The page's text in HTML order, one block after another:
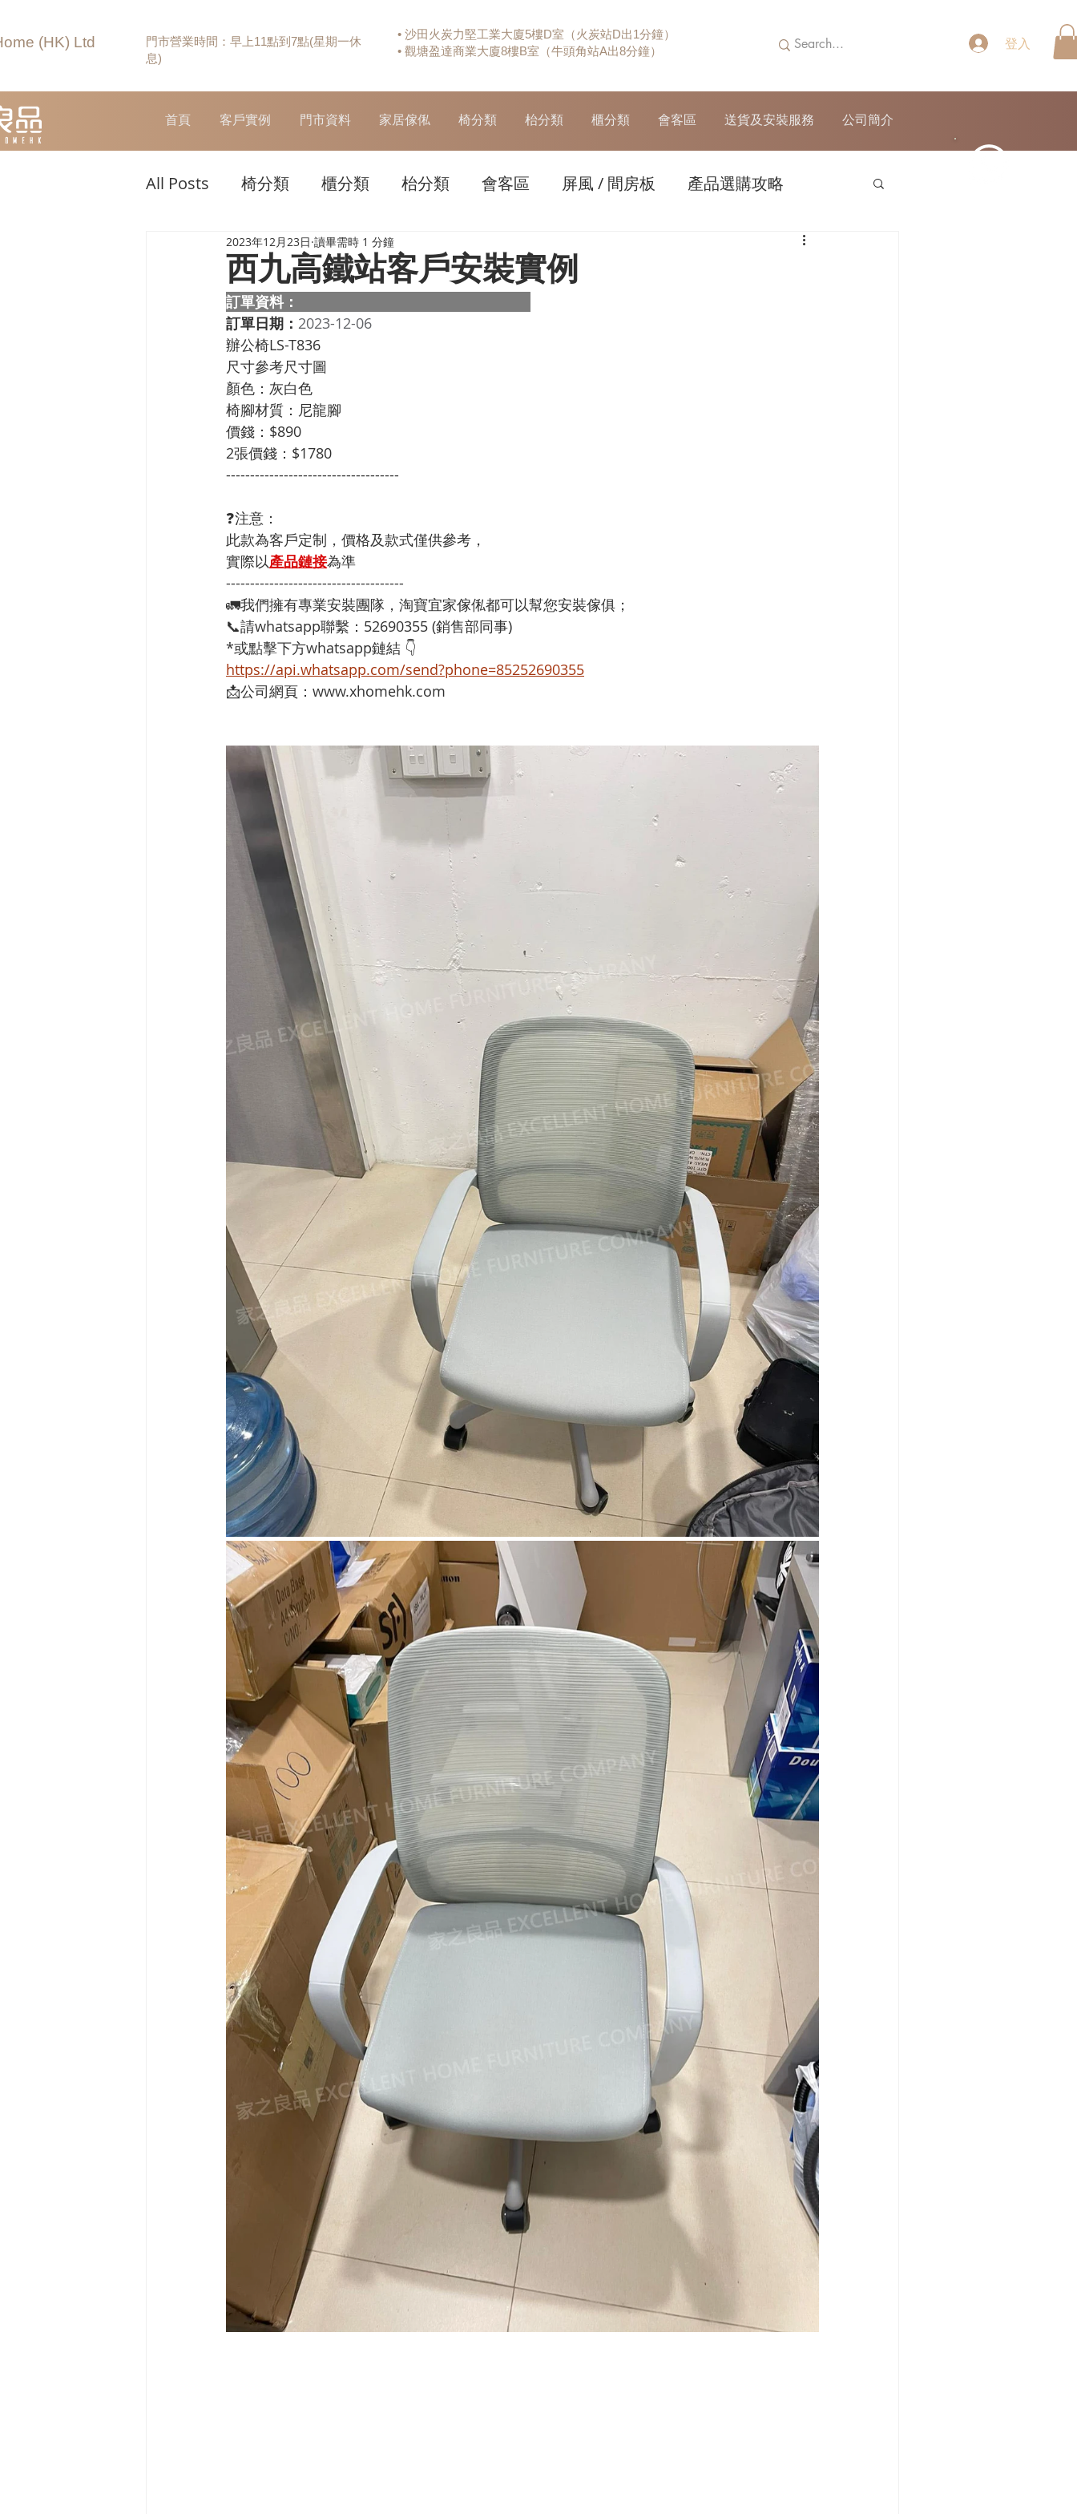
(HK) Ltd
門市營業時間：早上11點到7點(星期一休
息)
• 沙田火炭力堅工業大廈5樓D室（火炭站D出1分鐘）
• 觀塘盈達商業大廈8樓B室（牛頭角站A出8分鐘）
登入
首頁 客戶實例 門市資料 家居傢俬 椅分類 枱分類 櫃分類 會客區 送貨及安裝服務 公司簡介
All Posts 椅分類 櫃分類 枱分類 會客區 屏風 / 間房板 產品選購攻略
西九高鐵站客戶安裝實例
2023年12月23日 讀畢需時 1 分鐘
訂單資料：
訂單日期： 2023-12-06
辦公椅LS-T836
尺寸參考尺寸圖
顏色：灰白色
椅腳材質：尼龍腳
價錢：$890
2張價錢：$1780
------------------------------------
❓注意：
此款為客戶定制，價格及款式僅供參考，
實際以產品鏈接為準
-------------------------------------
🚛我們擁有專業安裝團隊，淘寶宜家傢俬都可以幫您安裝傢俱；
📞請whatsapp聯繫：52690355 (銷售部同事)
*或點擊下方whatsapp鏈結 👇
https://api.whatsapp.com/send?phone=85252690355
📩公司網頁：www.xhomehk.com